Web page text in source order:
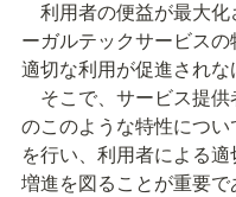
利用者の便益が最大化
ーガルテックサービス
適切な利用が促進されな
そこで、サービス提供
のこのような特性につ
を行い、利用者による
増進を図ることが重要で